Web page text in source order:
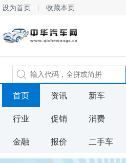
设为首页 收藏本页
首页 资讯 新车
行业 促销 消费
金融 报价 二手车